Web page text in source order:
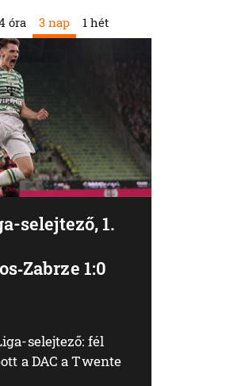
óra 3 nap
selejtező, 1.
1:0
selejtező: fél
a DAC a Twente
1 hét